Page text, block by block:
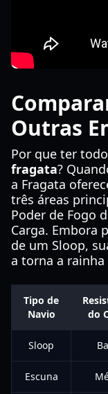
Outras
Por que ter
fragata?
a Fragata
três áreas
Poder de Fogo
Carga. Embora
de um Sloop,
a torna a
Tipo de
Navio
do
Sloop
Escuna